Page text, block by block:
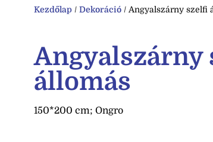
Kezdőlap /Dekoráció / Angyalszárny szelfi
Angyalszárny
állomás
150*200 cm; Ongro